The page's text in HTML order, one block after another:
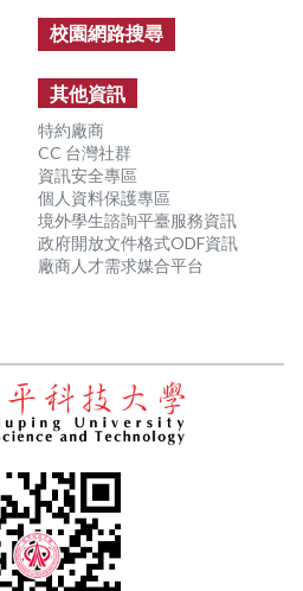
校園網路搜尋
其他資訊
特約廠商
CC 台灣社群
資訊安全專區
個人資料保護專區
境外學生諮詢平臺服務資訊
政府開放文件格式ODF資訊
廠商人才需求媒合平台